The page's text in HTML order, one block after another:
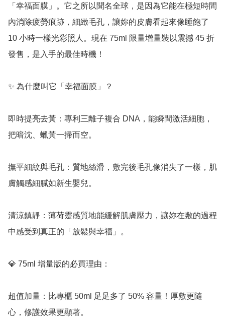
「幸福面膜」。它之所以聞名全球，是因為它能在極短時間
內消除疲勞痕跡，細緻毛孔，讓妳的皮膚看起來像睡飽了
10 小時一樣光彩照人。現在 75ml 限量增量裝以震撼 45 折
發售，是入手的最佳時機！
✨ 為什麼叫它「幸福面膜」？
即時提亮去黃：專利三離子複合 DNA，能瞬間激活細胞，
把暗沈、蠟黃一掃而空。
撫平細紋與毛孔：質地絲滑，敷完後毛孔像消失了一樣，肌
膚觸感細膩如新生嬰兒。
清涼鎮靜：薄荷靈感質地能緩解肌膚壓力，讓妳在敷的過程
中感受到真正的「放鬆與幸福」。
💎 75ml 增量版的必買理由：
超值加量：比專櫃 50ml 足足多了 50% 容量！厚敷更隨
心，修護效果更顯著。